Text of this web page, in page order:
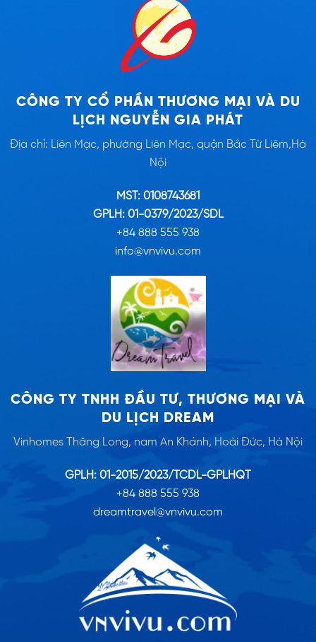
CÔNG TY CỔ PHẦN THƯƠNG MẠI VÀ DU
LỊCH NGUYỄN GIA PHÁT
Địa chỉ: Liên Mạc, phường Liên Mạc, quận Bắc Từ Liêm,Hà
Nội
MST: 0108743681
GPLH: 01-0379/2023/SDL
+84 888 555 938
info@vnvivu.com
CÔNG TY TNHH ĐẦU TƯ, THƯƠNG MẠI VÀ
DU LỊCH DREAM
Vinhomes Thăng Long, nam An Khánh, Hoài Đức, Hà Nội
GPLH: 01-2015/2023/TCDL-GPLHQT
+84 888 555 938
dreamtravel@vnvivu.com